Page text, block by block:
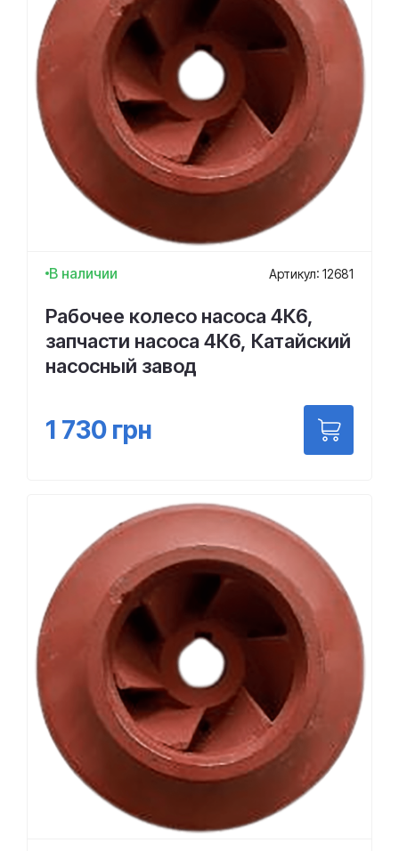
В наличии Артикул: 12681
Рабочее колесо насоса 4К6,
запчасти насоса 4К6, Катайский
насосный завод
1 730 грн